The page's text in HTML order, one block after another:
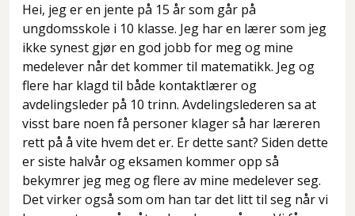
Hei, jeg er en jente på 15 år som går på
ungdomsskole i 10 klasse. Jeg har en lærer som jeg
ikke synest gjør en god jobb for meg og mine
medelever når det kommer til matematikk. Jeg og
flere har klagd til både kontaktlærer og
avdelingsleder på 10 trinn. Avdelingslederen sa at
visst bare noen få personer klager så har læreren
rett på å vite hvem det er. Er dette sant? Siden dette
er siste halvår og eksamen kommer opp så
bekymrer jeg meg og flere av mine medelever seg.
Det virker også som om han tar det litt til seg når vi